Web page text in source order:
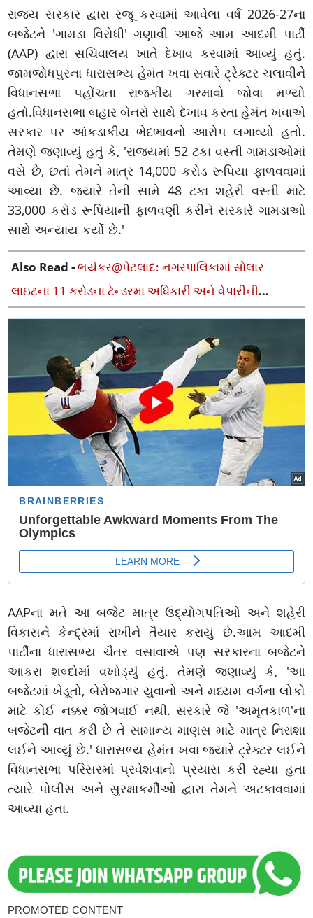
રાજ્ય સરકાર દ્વારા રજૂ કરવામાં આવેલા વર્ષ 2026-27ના
બજેટને 'ગામડા વિરોધી' ગણાવી આજે આમ આદમી પાર્ટી
(AAP) દ્વારા સચિવાલય ખાતે દેખાવ કરવામાં આવ્યું હતું.
જામજોધપુરના ધારાસભ્ય હેમંત ખવા સવારે ટ્રેક્ટર ચલાવીને
વિધાનસભા પહોંચતા રાજકીય ગરમાવો જોવા મળ્યો
હતો.વિધાનસભા બહાર બેનરો સાથે દેખાવ કરતા હેમંત ખવાએ
સરકાર પર આંકડાકીય ભેદભાવનો આરોપ લગાવ્યો હતો.
તેમણે જણાવ્યું હતું કે, 'રાજ્યમાં 52 ટકા વસ્તી ગામડાઓમાં
વસે છે, છતાં તેમને માત્ર 14,000 કરોડ રૂપિયા ફાળવવામાં
આવ્યા છે. જ્યારે તેની સામે 48 ટકા શહેરી વસ્તી માટે
33,000 કરોડ રૂપિયાની ફાળવણી કરીને સરકારે ગામડાઓ
સાથે અન્યાય કર્યો છે.'
Also Read -ભયંકર@પેટલાદ: નગરપાલિકામાં સોલાર
લાઇટના 11 કરોડના ટેન્ડરમા અધિકારી અને વેપારીની
મિલીભગત, બેકાબૂ ભ્રષ્ટાચાર
AAPના મતે આ બજેટ માત્ર ઉદ્યોગપતિઓ અને શહેરી
વિકાસને કેન્દ્રમાં રાખીને તૈયાર કરાયું છે.આમ આદમી
પાર્ટીના ધારાસભ્ય ચૈતર વસાવાએ પણ સરકારના બજેટને
આકરા શબ્દોમાં વખોડ્યું હતું. તેમણે જણાવ્યું કે, 'આ
બજેટમાં ખેડૂતો, બેરોજગાર યુવાનો અને મધ્યમ વર્ગના લોકો
માટે કોઈ નક્કર જોગવાઈ નથી. સરકારે જે 'અમૃતકાળ'ના
બજેટની વાત કરી છે તે સામાન્ય માણસ માટે માત્ર નિરાશા
લઈને આવ્યું છે.' ધારાસભ્ય હેમંત ખવા જ્યારે ટ્રેક્ટર લઈને
વિધાનસભા પરિસરમાં પ્રવેશવાનો પ્રયાસ કરી રહ્યા હતા
ત્યારે પોલીસ અને સુરક્ષાકર્મીઓ દ્વારા તેમને અટકાવવામાં
આવ્યા હતા.